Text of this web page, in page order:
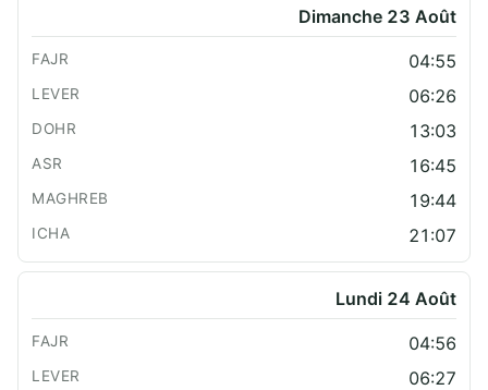
Dimanche 23 Août
04:55
06:26
13:03
16:45
19:44
21:07
Lundi 24 Août
04:56
06:27